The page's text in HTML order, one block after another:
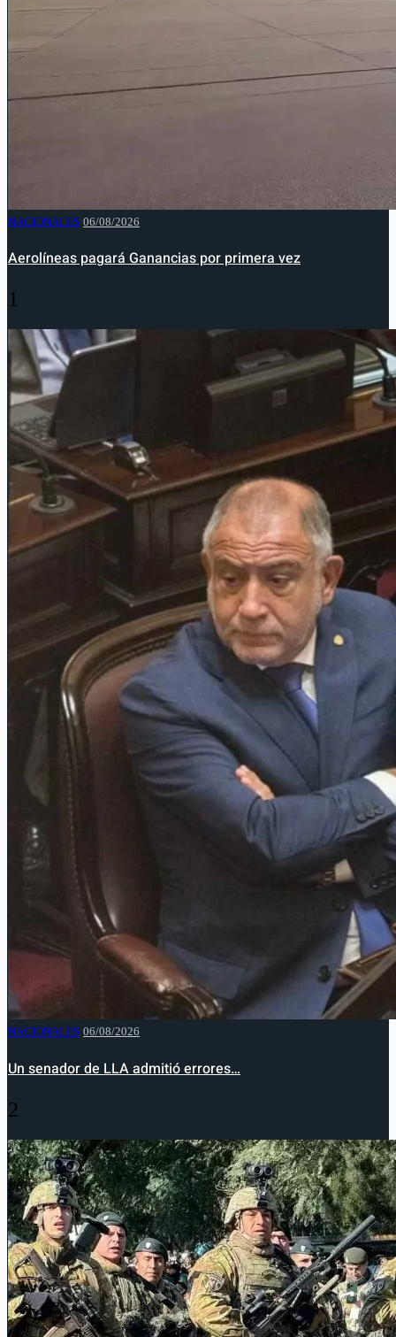
NACIONALES 06/08/2026
Aerolíneas pagará Ganancias por primera vez
1
NACIONALES 06/08/2026
Un senador de LLA admitió errores…
2